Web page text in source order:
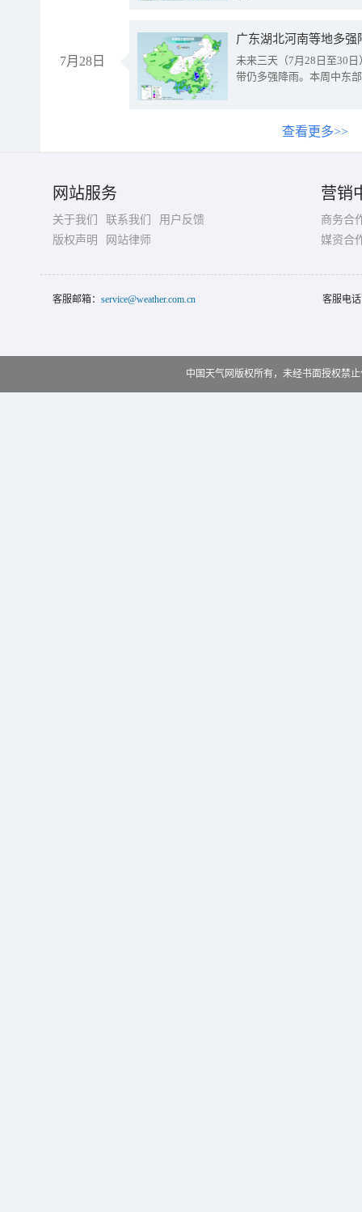
7月28日
广东湖北河南等地多
未来三天（7月28日至30
带仍多强降雨。本周中东
查看更多>>
网站服务
关于我们 联系我们
用户反馈
版权声明
网站律师
营销
商务合
媒资合
客服邮箱： service@weather.com.cn 客服电
中国天气网版权所有，未经书面授权